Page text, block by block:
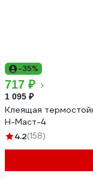
-35%
717 ₽
1 095 ₽
Клеящая
Н-Маст-4
4.2(158)